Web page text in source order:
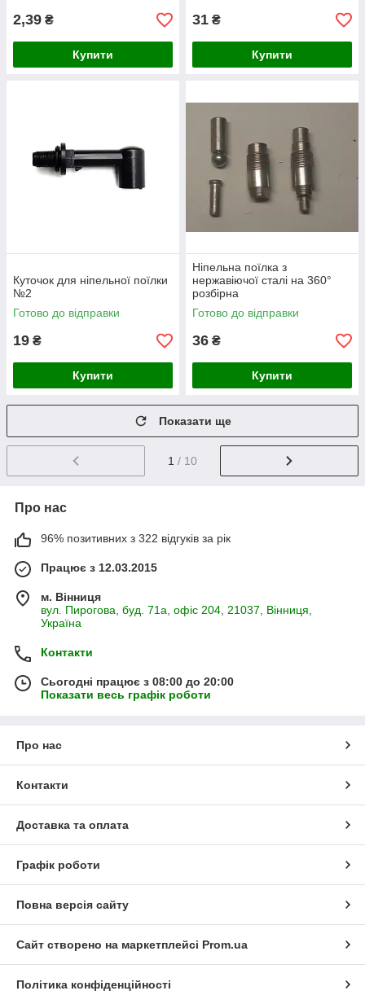
2,39 ₴
Купити
31 ₴
Купити
Куточок для ніпельної поїлки
№2
Готово до відправки
19 ₴
Купити
Ніпельна поїлка з
нержавіючої сталі на 360°
розбірна
Готово до відправки
36 ₴
Купити
Показати ще
1 / 10
Про нас
96% позитивних з 322 відгуків за рік
Працює з 12.03.2015
м. Вінниця
вул. Пирогова, буд. 71а, офіс 204, 21037, Вінниця,
Україна
Контакти
Сьогодні працює з 08:00 до 20:00
Показати весь графік роботи
Про нас
Контакти
Доставка та оплата
Графік роботи
Повна версія сайту
Сайт створено на маркетплейсі Prom.ua
Політика конфіденційності